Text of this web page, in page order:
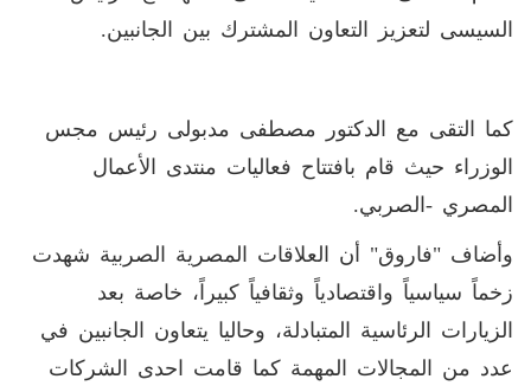
السيسى لتعزيز التعاون المشترك بين الجانبين.
كما التقى مع الدكتور مصطفى مدبولى رئيس مجس
الوزراء حيث قام بافتتاح فعاليات منتدى الأعمال
المصري -الصربي.
وأضاف "فاروق" أن العلاقات المصرية الصربية شهدت
زخماً سياسياً واقتصادياً وثقافياً كبيراً، خاصة بعد
الزيارات الرئاسية المتبادلة، وحاليا يتعاون الجانبين في
عدد من المجالات المهمة كما قامت احدى الشركات